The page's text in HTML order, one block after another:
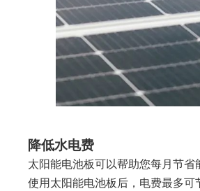
降低水电费
太阳能电池板可以帮助您每月节
使用太阳能电池板后，电费最多